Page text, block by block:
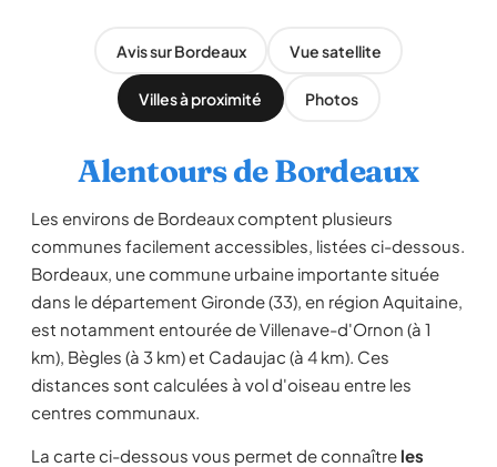
Avis sur Bordeaux Vue satellite
Villes à proximité Photos
Alentours de Bordeaux
Les environs de Bordeaux comptent plusieurs
communes facilement accessibles, listées ci-dessous.
Bordeaux, une commune urbaine importante située
dans le département Gironde (33), en région Aquitaine,
est notamment entourée de Villenave-d'Ornon (à 1
km), Bègles (à 3 km) et Cadaujac (à 4 km). Ces
distances sont calculées à vol d'oiseau entre les
centres communaux.
La carte ci-dessous vous permet de connaître les